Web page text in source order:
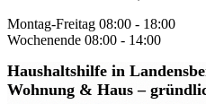
Montag-Freitag 08:00 - 18:00
Wochenende 08:00 - 14:00
Haushaltshilfe in
Wohnung & Haus –